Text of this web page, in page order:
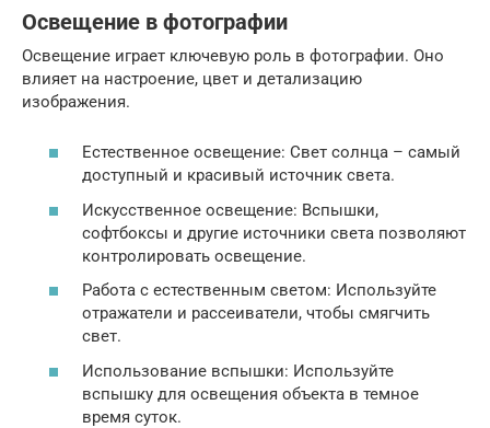
Освещение в фотографии
Освещение играет ключевую роль в фотографии. Оно
влияет на настроение, цвет и детализацию
изображения.
Естественное освещение: Свет солнца – самый
доступный и красивый источник света.
Искусственное освещение: Вспышки,
софтбоксы и другие источники света позволяют
контролировать освещение.
Работа с естественным светом: Используйте
отражатели и рассеиватели, чтобы смягчить
свет.
Использование вспышки: Используйте
вспышку для освещения объекта в темное
время суток.